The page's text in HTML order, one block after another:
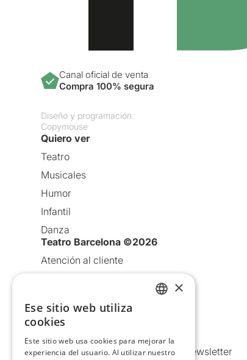
Canal oficial de venta
Compra 100% segura
Diseño y programación:
Copymouse
Quiero ver
Teatro
Musicales
Humor
Infantil
Danza
Teatro Barcelona ©2026
Atención al cliente
Política de Cookies
Comunicaciones comerciales y Newsletter
×
Ese sitio web utiliza
cookies
Este sitio web usa cookies para mejorar la
experiencia del usuario. Al utilizar nuestro